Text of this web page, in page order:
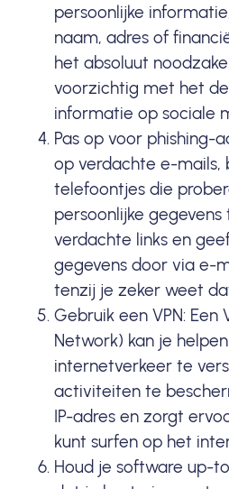
persoonlijke
naam, adres of
het absoluut
voorzichtig met het
informatie op sociale
Pas op voor phishing-
op verdachte e-mails,
telefoontjes die
persoonlijke
verdachte links en
gegevens door via e-
tenzij je zeker weet
Gebruik een VPN: Een
Network) kan je
internetverkeer te
activiteiten te
IP-adres en zorgt
kunt surfen op het
Houd je software up-